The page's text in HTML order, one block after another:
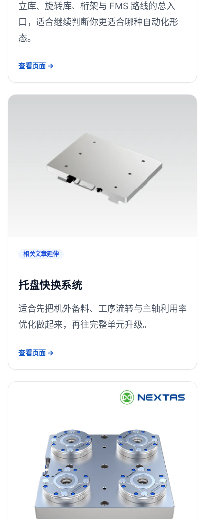
立库、旋转库、桁架与 FMS 路线的总入
口，适合继续判断你更适合哪种自动化形
态。
查看页面 →
相关文章延伸
托盘快换系统
适合先把机外备料、工序流转与主轴利用率
优化做起来，再往完整单元升级。
查看页面 →